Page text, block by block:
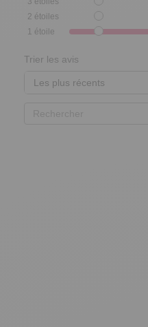
2 étoiles
1 étoile
Trier les avis